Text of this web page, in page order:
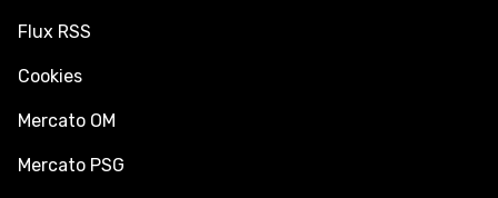
Flux RSS
Cookies
Mercato OM
Mercato PSG